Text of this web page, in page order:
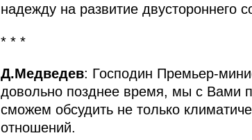
надежду на развитие двустороннего
* * *
Д.Медведев: Господин Премьер-
довольно позднее время, мы с Вами
сможем обсудить не только
отношений.